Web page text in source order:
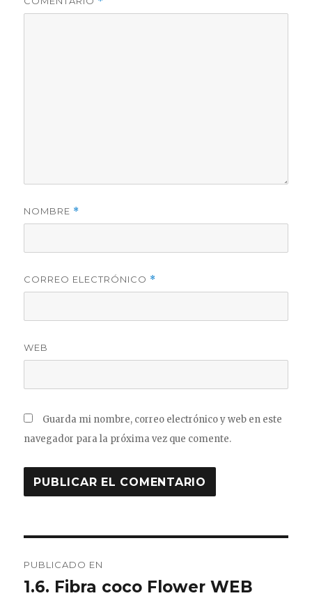
NOMBRE *
CORREO ELECTRÓNICO *
WEB
Guarda mi nombre, correo electrónico y web en este
navegador para la próxima vez que comente.
de
PUBLICADO EN
1.6. Fibra coco Flower WEB